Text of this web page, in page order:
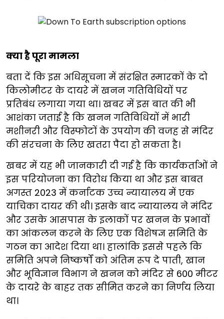
क्या है पूरा मामला
बता दें कि इस अधिसूचना में संरक्षित स्मारकों के दो
किलोमीटर के दायरे में खनन गतिविधियों पर
प्रतिबंध लगाया गया था। खबर में इस बात की भी
आशंका जताई है कि खनन गतिविधियों में भारी
मशीनरी और विस्फोटों के उपयोग की वजह से मंदिर
की संरचना के लिए खतरा पैदा हो सकता है।
खबर में यह भी जानकारी दी गई है कि कार्यकर्ताओं ने
इस परियोजना का विरोध किया था और इस बाबत
अगस्त 2023 में कर्नाटक उच्च न्यायालय में एक
याचिका दायर की थी। इसके बाद न्यायालय ने मंदिर
और उसके आसपास के इलाकों पर खनन के प्रभावों
का आंकलन करने के लिए एक विशेषज्ञ समिति के
गठन का आदेश दिया था। हालांकि इससे पहले कि
समिति अपने निष्कर्षों को अंतिम रूप दे पाती, खान
और भूविज्ञान विभाग ने खनन को मंदिर से 600 मीटर
के दायरे के बाहर तक सीमित करने का निर्णय लिया
था।